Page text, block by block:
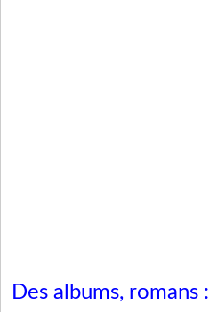
Des albums, romans :